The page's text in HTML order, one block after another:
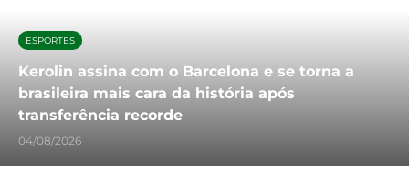
ESPORTES
Kerolin assina com o Barcelona e se torna a
brasileira mais cara da história após
transferência recorde
04/08/2026